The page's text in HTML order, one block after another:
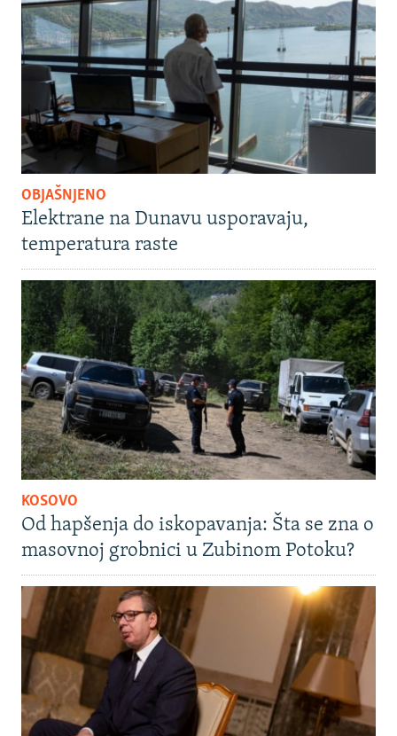
OBJAŠNJENO
Elektrane na Dunavu usporavaju,
temperatura raste
KOSOVO
Od hapšenja do iskopavanja: Šta se zna o
masovnoj grobnici u Zubinom Potoku?